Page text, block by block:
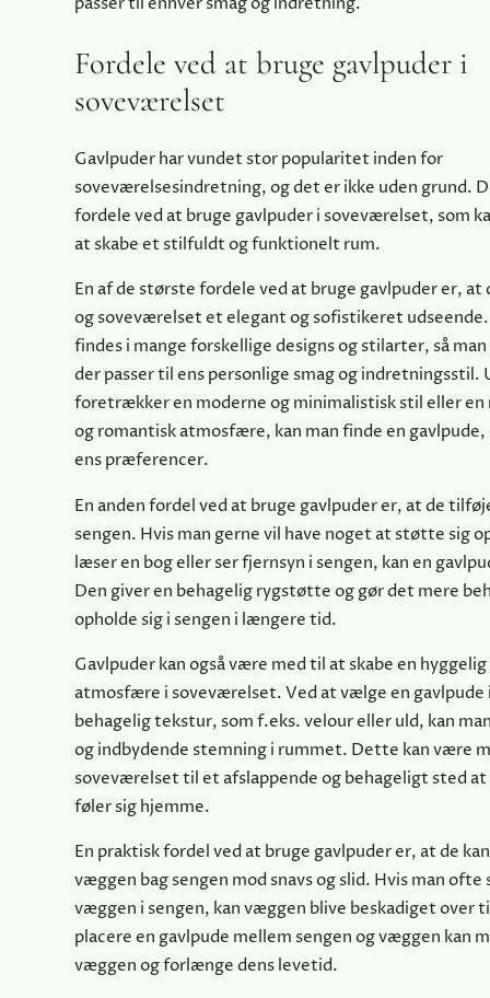
Fordele ved at bruge gavlpuder i
soveværelset
Gavlpuder har vundet stor popularitet inden for
soveværelsesindretning, og det er ikke uden grund.
fordele ved at bruge gavlpuder i soveværelset, som
at skabe et stilfuldt og funktionelt rum.
En af de største fordele ved at bruge gavlpuder er, at
og soveværelset et elegant og sofistikeret
findes i mange forskellige designs og stilarter, så
der passer til ens personlige smag og indretningsstil.
foretrækker en moderne og minimalistisk stil eller en
og romantisk atmosfære, kan man finde en gavlpude,
ens præferencer.
En anden fordel ved at bruge gavlpuder er, at de
sengen. Hvis man gerne vil have noget at støtte sig
læser en bog eller ser fjernsyn i sengen, kan en
Den giver en behagelig rygstøtte og gør det mere
opholde sig i sengen i længere tid.
Gavlpuder kan også være med til at skabe en
atmosfære i soveværelset. Ved at vælge en gavlpude
behagelig tekstur, som f.eks. velour eller uld, kan
og indbydende stemning i rummet. Dette kan være
soveværelset til et afslappende og behageligt sted
føler sig hjemme.
En praktisk fordel ved at bruge gavlpuder er, at de
væggen bag sengen mod snavs og slid. Hvis man ofte
væggen i sengen, kan væggen blive beskadiget over
placere en gavlpude mellem sengen og væggen kan
væggen og forlænge dens levetid.